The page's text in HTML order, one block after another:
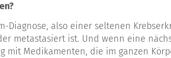
Diagnose, also einer seltenen
metastasiert ist. Und wenn eine
mit Medikamenten, die im ganzen